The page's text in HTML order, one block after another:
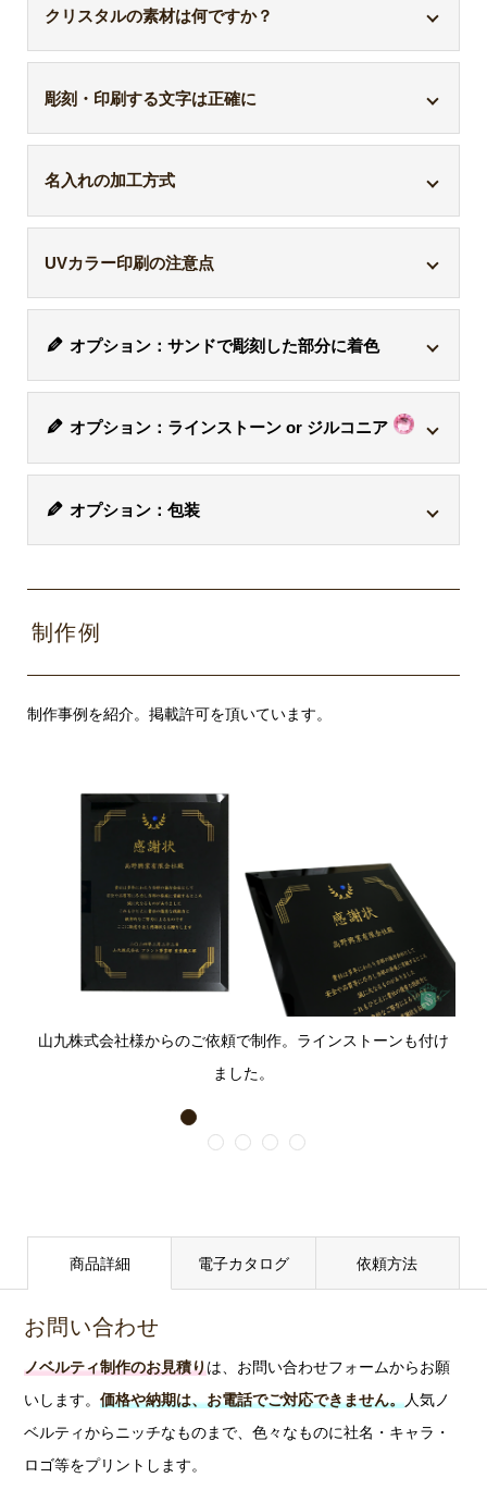
クリスタルの素材は何ですか？
クリスタル製品のほとんどはエコロジークリスタル
ガラス製です。
クリスタル
ガラス
現したエコロジーなガラスです。
表面に傷が付きにくいため、長期
持続します。
ス
ウルトラホワイトガラスとは、ソ
ーダガラス特有の青み(グリーン)
を抑えた、より透明な高透過ガラ
スです。ウルトラホワイトガラス
ス
て広く普及しています。ソーダガ
い。
彫刻・印刷する文字は正確に
お名前・組織名・年月日など、彫刻する内容は、お
間違いのないよう必ずご確認ください。
名入れの加工方式
トロフィーや盾への名入れは「サンドブラスト加
工、2Dレーザー加工、UVカラー印刷」の3種類。種
類によって価格が変わります。基本のサンドブラス
ト加工、画像が入れられるレーザー加工、フルカラ
ーにできるUVカラー印刷となります。ただし、商品
によって、対応していない方式があるので商品の仕
サンドブラ
い仕上がり。
2Dレーザ
ー加工
浮かんで見えるように彫刻でき
ます。グラデーション表現も可
UVカラー
クリスタル表面にフルカラー印
性が◎。
サンドブラスト加工
UVカラー印刷の注意点
最新のダイレクト印刷機を使用し、クリスタル表面
に直接印刷する方式です。印刷部分を強くこすった
り、アルコールがかかるとはがれる可能性があるた
めご注意ください。
オプション：サンドで彫刻した部分に着色
サンドブラスト加工した彫刻部分に色入れができま
す。全面一色の対応で「金色・銀色・黒色・白色」
の4種類からお選び頂けます。場所によって色は変え
サンド加工で
彫刻した部分
のみ対応。ま
た1色のみの
対応で、組み
合わせはでき
ません。
金、銀、黒、
2,200円
オプション：ラインストーン or ジルコニア
お位牌に、ラインストーンやジルコニアが付けられ
ます。
プレシオサ(PRECIOSA)製です。ボヘミア(現チェコ
ジルコニア
ダイヤモンドの輝きに匹敵するジルコニアが付けら
れます。人工ダイヤモンドとも呼ばれています。
種類 サイズ カラー
価格(税
込)
ラインス
または
約5mm
12種から
選択
@330円
ジルコニ
オプション：包装
項
種類 説明
料
紺無地、フラ
ワー、お祝
鶴、クマ
画像クリックで拡
大
使い頂ける定
番の無地から
可愛いキッズ
向け柄まで4種
類からお選び
頂けます。
110
円
金と銀の2種類
けます。
制作例
制作事例を紹介。掲載許可を頂いています。
山九株式会社様からのご依頼で制作。ラインストーンも付け
ました。
1
商品詳細 電子カタログ 依頼方法
お問い合わせ
ノベルティ制作のお見積りは、お問い合わせフォームからお願
いします。価格や納期は、お電話でご対応できません。人気ノ
ベルティからニッチなものまで、色々なものに社名・キャラ・
ロゴ等をプリントします。